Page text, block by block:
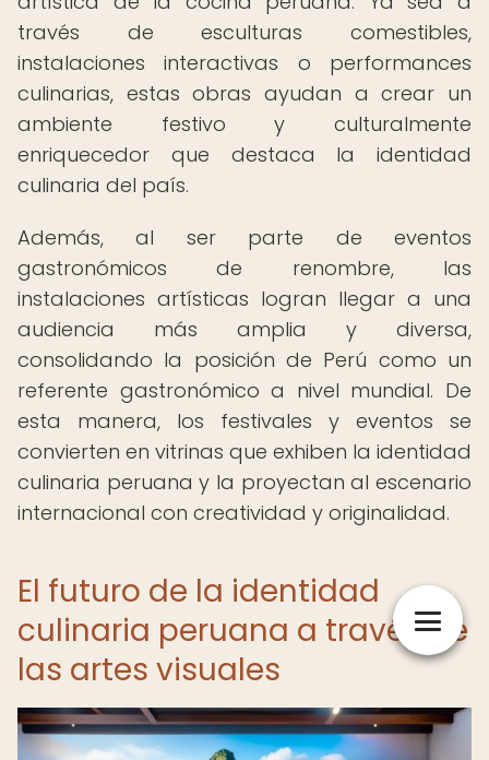
través de esculturas comestibles,
instalaciones interactivas o performances
culinarias, estas obras ayudan a crear un
ambiente festivo y culturalmente
enriquecedor que destaca la identidad
culinaria del país.
Además, al ser parte de eventos
gastronómicos de renombre, las
instalaciones artísticas logran llegar a una
audiencia más amplia y diversa,
consolidando la posición de Perú como un
referente gastronómico a nivel mundial. De
esta manera, los festivales y eventos se
convierten en vitrinas que exhiben la identidad
culinaria peruana y la proyectan al escenario
internacional con creatividad y originalidad.
El futuro de la identidad
culinaria peruana a través de
las artes visuales